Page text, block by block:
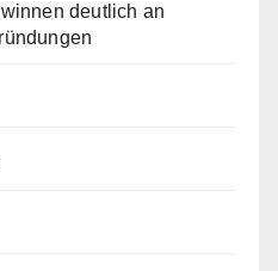
deutlich an